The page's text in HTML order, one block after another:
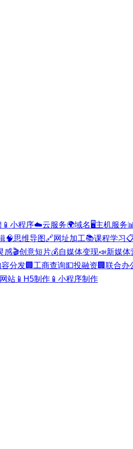
📱 小程序☁️云服务🌍域名 🖥️主机服务📊
🧠思维导图🔗网址加工📚课程学习
感🎬创意短片💰自媒体变现📣新媒体
容分发🏢 工商查询💵投融资 🏢 联合办
站 📱 H5制作 📱 小程序制作